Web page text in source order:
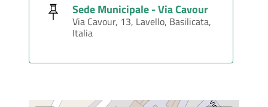
Sede Municipale - Via Cavour
Via Cavour, 13, Lavello, Basilicata,
Italia